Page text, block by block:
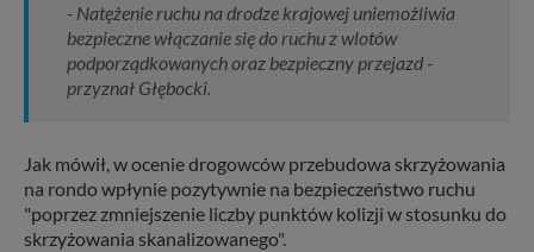
- Natężenie ruchu na drodze krajowej uniemożliwia
bezpieczne włączanie się do ruchu z wlotów
podporządkowanych oraz bezpieczny przejazd -
przyznał Głębocki.
Jak mówił, w ocenie drogowców przebudowa skrzyżowania
na rondo wpłynie pozytywnie na bezpieczeństwo ruchu
"poprzez zmniejszenie liczby punktów kolizji w stosunku do
skrzyżowania skanalizowanego".